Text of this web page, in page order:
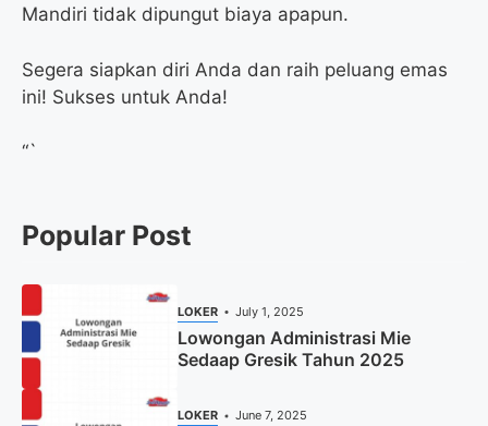
Mandiri tidak dipungut biaya apapun.
Segera siapkan diri Anda dan raih peluang emas
ini! Sukses untuk Anda!
“`
Popular Post
LOKER July 1, 2025
Lowongan Administrasi Mie
Sedaap Gresik Tahun 2025
LOKER June 7, 2025